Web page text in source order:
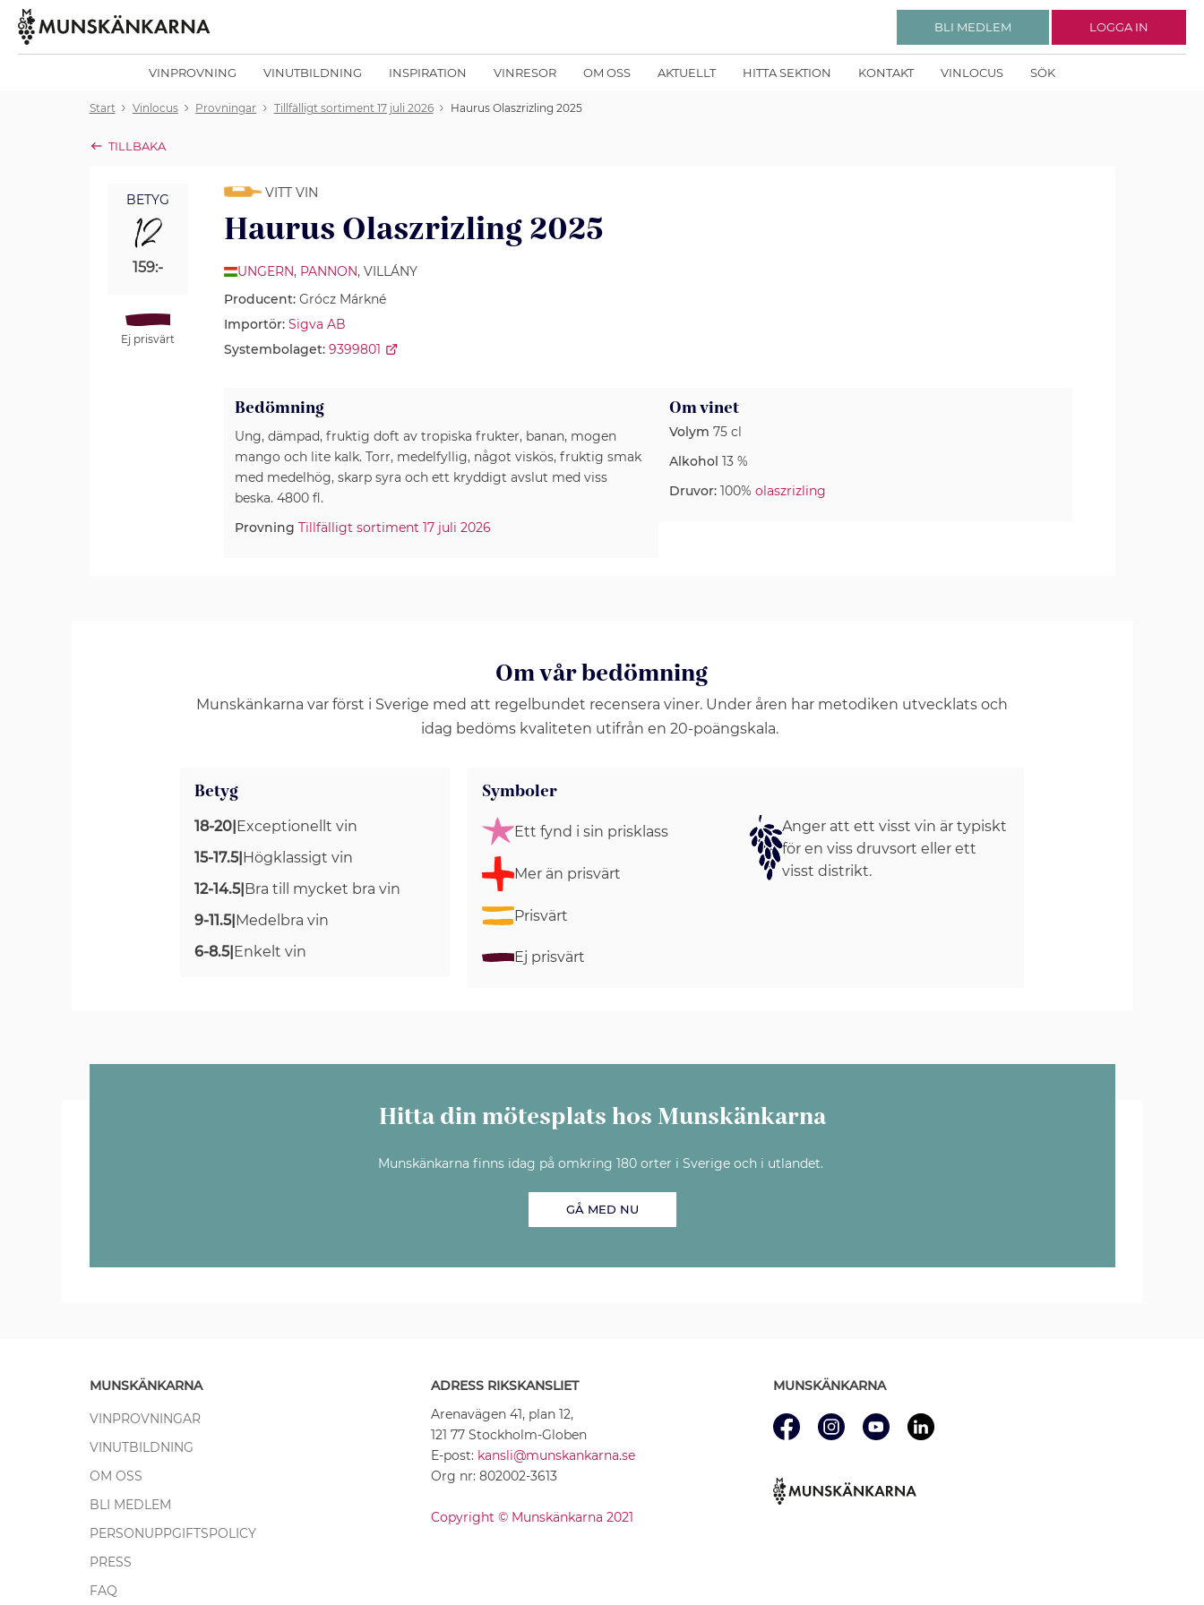
VINPROVNING VINUTBILDNING INSPIRATION VINRESOR OM OSS AKTUELLT HITTA SEKTION KONTAKT VINLOCUS SÖK
BLI MEDLEM LOGGA IN
Start Vinlocus Provningar Tillfälligt sortiment 17 juli 2026 Haurus Olaszrizling 2025
TILLBAKA
BETYG
12
159:-
Ej prisvärt
VITT VIN
Haurus Olaszrizling 2025
UNGERN, PANNON, VILLÁNY
Producent:Grócz Márkné
Importör: Sigva AB
Systembolaget: 9399801
Bedömning
Ung, dämpad, fruktig doft av tropiska frukter, banan, mogen
mango och lite kalk. Torr, medelfyllig, något viskös, fruktig smak
med medelhög, skarp syra och ett kryddigt avslut med viss
beska. 4800 fl.
Provning Tillfälligt sortiment 17 juli 2026
Om vinet
Volym 75 cl
Alkohol 13 %
Druvor: 100% olaszrizling
Om vår bedömning
Munskänkarna var först i Sverige med att regelbundet recensera viner. Under åren har metodiken utvecklats och
idag bedöms kvaliteten utifrån en 20-poängskala.
Betyg
18-20|Exceptionellt vin
15-17.5|Högklassigt vin
12-14.5|Bra till mycket bra vin
9-11.5|Medelbra vin
6-8.5|Enkelt vin
Symboler
Ett fynd i sin prisklass
Mer än prisvärt
Prisvärt
Ej prisvärt
Anger att ett visst vin är typiskt
för en viss druvsort eller ett
visst distrikt.
Hitta din mötesplats hos Munskänkarna
Munskänkarna finns idag på omkring 180 orter i Sverige och i utlandet.
GÅ MED NU
MUNSKÄNKARNA
VINPROVNINGAR
VINUTBILDNING
OM OSS
BLI MEDLEM
PERSONUPPGIFTSPOLICY
PRESS
FAQ
ADRESS RIKSKANSLIET
Arenavägen 41, plan 12,
121 77 Stockholm-Globen
E-post: kansli@munskankarna.se
Org nr: 802002-3613
Copyright © Munskänkarna 2021
MUNSKÄNKARNA